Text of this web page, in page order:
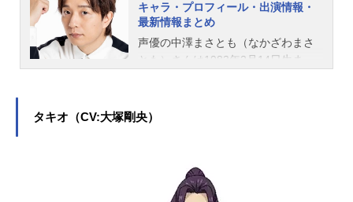
キャラ・プロフィール・出演情報・
最新情報まとめ
声優の中澤まさとも（なかざわまさ
とも）さんは1983年2月14日生ま
の久遠渉役など、人気作品のキャラ
タキオ（CV:大塚剛央）